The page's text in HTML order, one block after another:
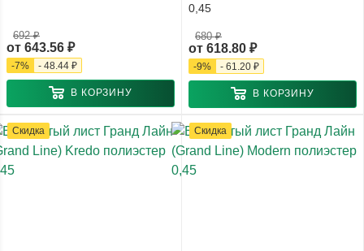
от 643.56 ₽
692 ₽
-7% - 48.44 ₽
В КОРЗИНУ
0,45
от 618.80 ₽
680 ₽
-9% - 61.20 ₽
В КОРЗИНУ
Скидка Скидка